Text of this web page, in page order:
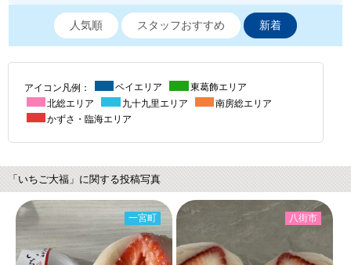
人気順 スタッフおすすめ 新着
アイコン凡例： ベイエリア
東葛飾エリア
北総エリア
九十九里エリア
南房総エリア
かずさ・臨海エリア
「いちご大福」に関する投稿写真
一宮町 八街市